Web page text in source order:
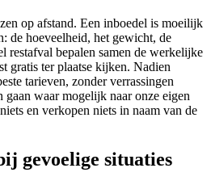
op afstand. Een inboedel is moeilijk
de hoeveelheid, het gewicht, de
restafval bepalen samen de werkelijke
gratis ter plaatse kijken. Nadien
tarieven, zonder verrassingen
gaan waar mogelijk naar onze eigen
en verkopen niets in naam van de
gevoelige situaties